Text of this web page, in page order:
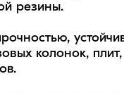
резины.
колонок, плит,